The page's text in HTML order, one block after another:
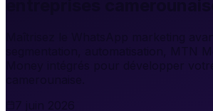
segmentation, automatisation, MTN
Money intégrés pour développer